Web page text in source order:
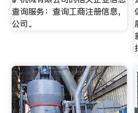
查询服务：查询工商注册信息，
公司。